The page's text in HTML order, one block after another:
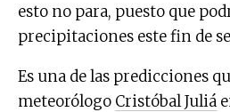
esto no para, puesto que
precipitaciones este fin de
Es una de las predicciones
meteorólogo Cristóbal Juliá